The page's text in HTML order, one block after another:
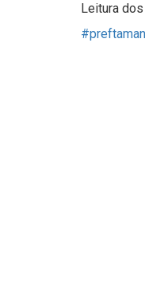
Leitura